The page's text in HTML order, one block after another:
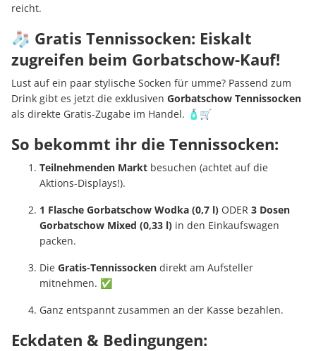
reicht.
🧦 Gratis Tennissocken: Eiskalt
zugreifen beim Gorbatschow-Kauf!
Lust auf ein paar stylische Socken für umme? Passend zum
Drink gibt es jetzt die exklusiven Gorbatschow Tennissocken
als direkte Gratis-Zugabe im Handel. 🧴🛒
So bekommt ihr die Tennissocken:
Teilnehmenden Markt besuchen (achtet auf die
Aktions-Displays!).
1 Flasche Gorbatschow Wodka (0,7 l) ODER 3 Dosen
Gorbatschow Mixed (0,33 l) in den Einkaufswagen
packen.
Die Gratis-Tennissocken direkt am Aufsteller
mitnehmen. ✅
Ganz entspannt zusammen an der Kasse bezahlen.
Eckdaten & Bedingungen: